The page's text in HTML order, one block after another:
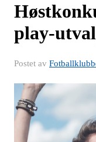
play-
Postet av